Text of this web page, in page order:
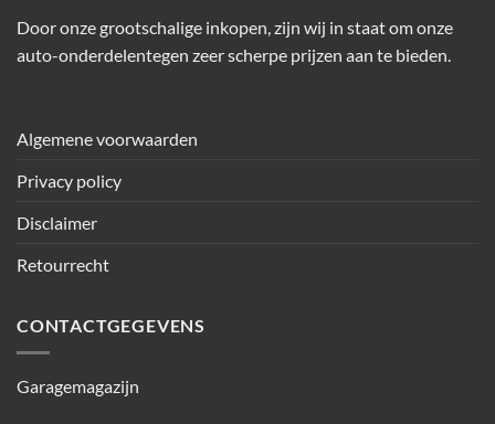
Door onze grootschalige inkopen, zijn wij in staat om onze
auto-onderdelentegen zeer scherpe prijzen aan te bieden.
Algemene voorwaarden
Privacy policy
Disclaimer
Retourrecht
CONTACTGEGEVENS
Garagemagazijn